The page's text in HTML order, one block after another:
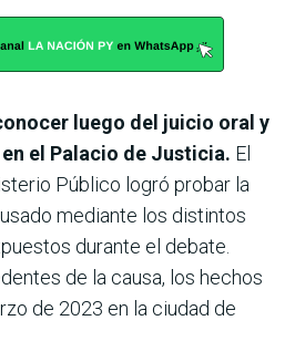
luego del juicio oral y
el Palacio de Justicia. El
Público logró probar la
mediante los distintos
durante el debate.
de la causa, los hechos
de 2023 en la ciudad de